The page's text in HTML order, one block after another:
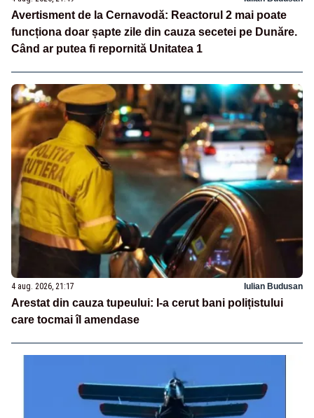
Avertisment de la Cernavodă: Reactorul 2 mai poate
funcționa doar șapte zile din cauza secetei pe Dunăre.
Când ar putea fi repornită Unitatea 1
4 aug. 2026, 21:17 Iulian Budusan
Arestat din cauza tupeului: I-a cerut bani polițistului
care tocmai îl amendase